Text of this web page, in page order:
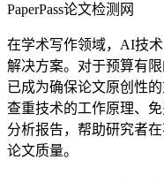
PaperPass论文检测网
在学术写作领域，AI技
解决方案。对于预算有
已成为确保论文原创性
查重技术的工作原理、
分析报告，帮助研究者
论文质量。